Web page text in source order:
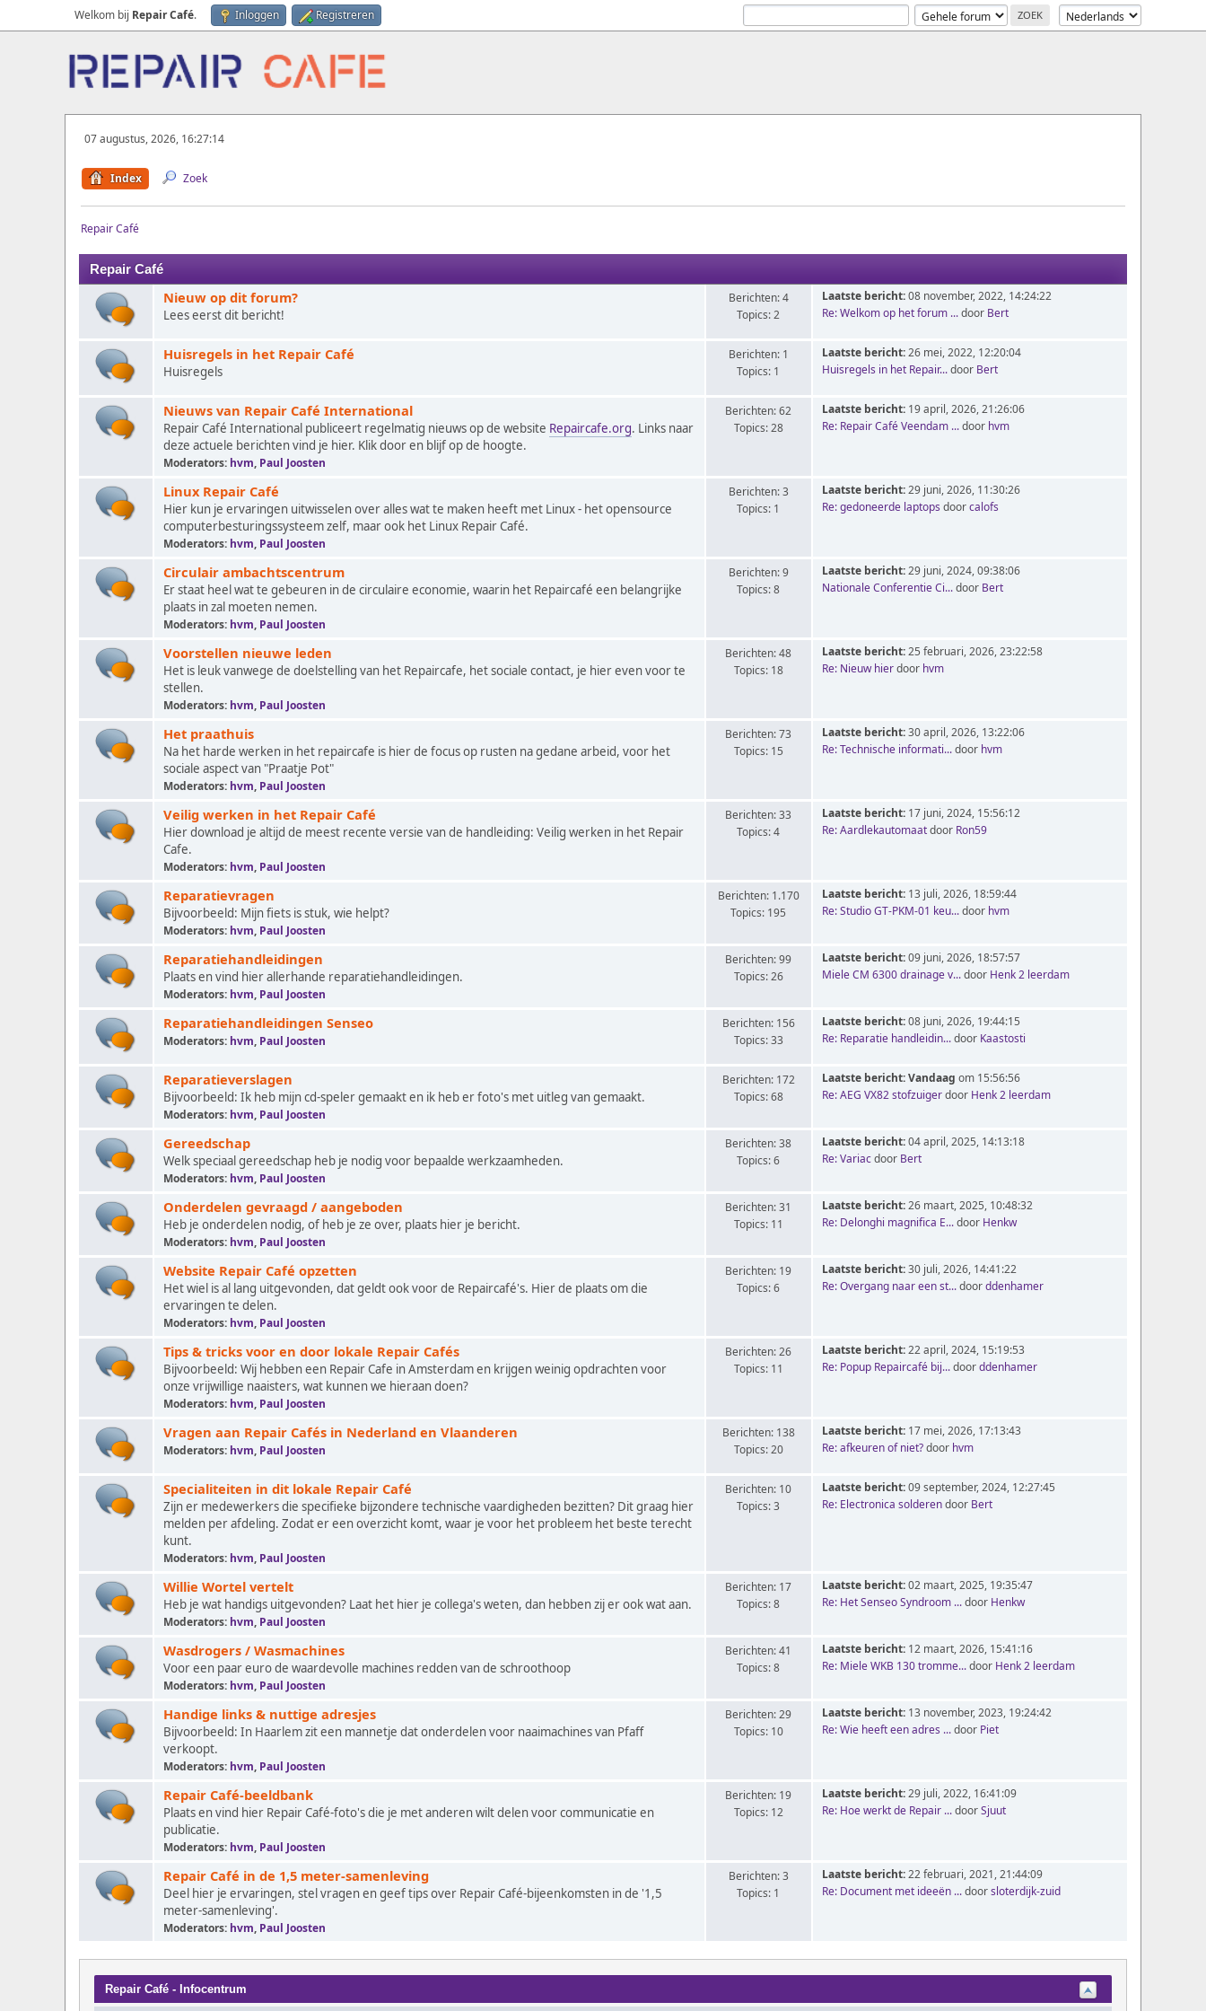
Welkom bij Repair Café. Inloggen Registreren
07 augustus, 2026, 16:27:14
Index Zoek
Repair Café
Repair Café
Nieuw op dit forum?
Lees eerst dit bericht!
Berichten: 4
Topics: 2
Laatste bericht:08 november, 2022, 14:24:22
Re: Welkom op het forum ...door Bert
Huisregels in het Repair Café
Huisregels
Berichten: 1
Topics: 1
Laatste bericht:26 mei, 2022, 12:20:04
Huisregels in het Repair...door Bert
Nieuws van Repair Café International
Repair Café International publiceert regelmatig nieuws op de website Repaircafe.org. Links naar
deze actuele berichten vind je hier. Klik door en blijf op de hoogte.
Moderators: hvm, Paul Joosten
Berichten: 62
Topics: 28
Laatste bericht: 19 april, 2026, 21:26:06
Re: Repair Café Veendam ...door hvm
Linux Repair Café
Hier kun je ervaringen uitwisselen over alles wat te maken heeft met Linux - het opensource
computerbesturingssysteem zelf, maar ook het Linux Repair Café.
Moderators: hvm, Paul Joosten
Berichten: 3
Topics: 1
Laatste bericht:29 juni, 2026, 11:30:26
Re: gedoneerde laptops doorcalofs
Circulair ambachtscentrum
Er staat heel wat te gebeuren in de circulaire economie, waarin het Repaircafé een belangrijke
plaats in zal moeten nemen.
Moderators: hvm, Paul Joosten
Berichten: 9
Topics: 8
Laatste bericht:29 juni, 2024, 09:38:06
Nationale Conferentie Ci...door Bert
Voorstellen nieuwe leden
Het is leuk vanwege de doelstelling van het Repaircafe, het sociale contact, je hier even voor te
stellen.
Moderators: hvm, Paul Joosten
Berichten: 48
Topics: 18
Laatste bericht:25 februari, 2026, 23:22:58
Re: Nieuw hierdoor hvm
Het praathuis
Na het harde werken in het repaircafe is hier de focus op rusten na gedane arbeid, voor het
sociale aspect van "Praatje Pot"
Moderators: hvm, Paul Joosten
Berichten: 73
Topics: 15
Laatste bericht:30 april, 2026, 13:22:06
Re: Technische informati...door hvm
Veilig werken in het Repair Café
Hier download je altijd de meest recente versie van de handleiding: Veilig werken in het Repair
Cafe.
Moderators: hvm, Paul Joosten
Berichten: 33
Topics: 4
Laatste bericht: 17 juni, 2024, 15:56:12
Re: Aardlekautomaatdoor Ron59
Reparatievragen
Bijvoorbeeld: Mijn fiets is stuk, wie helpt?
Moderators: hvm, Paul Joosten
Berichten: 1.170
Topics: 195
Laatste bericht: 13 juli, 2026, 18:59:44
Re: Studio GT-PKM-01 keu...door hvm
Reparatiehandleidingen
Plaats en vind hier allerhande reparatiehandleidingen.
Moderators: hvm, Paul Joosten
Berichten: 99
Topics: 26
Laatste bericht:09 juni, 2026, 18:57:57
Miele CM 6300 drainage v...door Henk 2 leerdam
Reparatiehandleidingen Senseo
Moderators: hvm, Paul Joosten
Berichten: 156
Topics: 33
Laatste bericht:08 juni, 2026, 19:44:15
Re: Reparatie handleidin...door Kaastosti
Reparatieverslagen
Bijvoorbeeld: Ik heb mijn cd-speler gemaakt en ik heb er foto's met uitleg van gemaakt.
Moderators: hvm, Paul Joosten
Berichten: 172
Topics: 68
Laatste bericht:Vandaag om 15:56:56
Re: AEG VX82 stofzuigerdoor Henk 2 leerdam
Gereedschap
Welk speciaal gereedschap heb je nodig voor bepaalde werkzaamheden.
Moderators: hvm, Paul Joosten
Berichten: 38
Topics: 6
Laatste bericht:04 april, 2025, 14:13:18
Re: Variacdoor Bert
Onderdelen gevraagd / aangeboden
Heb je onderdelen nodig, of heb je ze over, plaats hier je bericht.
Moderators: hvm, Paul Joosten
Berichten: 31
Topics: 11
Laatste bericht:26 maart, 2025, 10:48:32
Re: Delonghi magnifica E...door Henkw
Website Repair Café opzetten
Het wiel is al lang uitgevonden, dat geldt ook voor de Repaircafé's. Hier de plaats om die
ervaringen te delen.
Moderators: hvm, Paul Joosten
Berichten: 19
Topics: 6
Laatste bericht:30 juli, 2026, 14:41:22
Re: Overgang naar een st...doorddenhamer
Tips & tricks voor en door lokale Repair Cafés
Bijvoorbeeld: Wij hebben een Repair Cafe in Amsterdam en krijgen weinig opdrachten voor
onze vrijwillige naaisters, wat kunnen we hieraan doen?
Moderators: hvm, Paul Joosten
Berichten: 26
Topics: 11
Laatste bericht:22 april, 2024, 15:19:53
Re: Popup Repaircafé bij...doorddenhamer
Vragen aan Repair Cafés in Nederland en Vlaanderen
Moderators: hvm, Paul Joosten
Berichten: 138
Topics: 20
Laatste bericht: 17 mei, 2026, 17:13:43
Re: afkeuren of niet?door hvm
Specialiteiten in dit lokale Repair Café
Zijn er medewerkers die specifieke bijzondere technische vaardigheden bezitten? Dit graag hier
melden per afdeling. Zodat er een overzicht komt, waar je voor het probleem het beste terecht
kunt.
Moderators: hvm, Paul Joosten
Berichten: 10
Topics: 3
Laatste bericht:09 september, 2024, 12:27:45
Re: Electronica solderendoor Bert
Willie Wortel vertelt
Heb je wat handigs uitgevonden? Laat het hier je collega's weten, dan hebben zij er ook wat aan.
Moderators: hvm, Paul Joosten
Berichten: 17
Topics: 8
Laatste bericht:02 maart, 2025, 19:35:47
Re: Het Senseo Syndroom ...door Henkw
Wasdrogers / Wasmachines
Voor een paar euro de waardevolle machines redden van de schroothoop
Moderators: hvm, Paul Joosten
Berichten: 41
Topics: 8
Laatste bericht: 12 maart, 2026, 15:41:16
Re: Miele WKB 130 tromme...door Henk 2 leerdam
Handige links & nuttige adresjes
Bijvoorbeeld: In Haarlem zit een mannetje dat onderdelen voor naaimachines van Pfaff
verkoopt.
Moderators: hvm, Paul Joosten
Berichten: 29
Topics: 10
Laatste bericht: 13 november, 2023, 19:24:42
Re: Wie heeft een adres ...door Piet
Repair Café-beeldbank
Plaats en vind hier Repair Café-foto's die je met anderen wilt delen voor communicatie en
publicatie.
Moderators: hvm, Paul Joosten
Berichten: 19
Topics: 12
Laatste bericht:29 juli, 2022, 16:41:09
Re: Hoe werkt de Repair ...doorSjuut
Repair Café in de 1,5 meter-samenleving
Deel hier je ervaringen, stel vragen en geef tips over Repair Café-bijeenkomsten in de '1,5
meter-samenleving'.
Moderators: hvm, Paul Joosten
Berichten: 3
Topics: 1
Laatste bericht:22 februari, 2021, 21:44:09
Re: Document met ideeën ...doorsloterdijk-zuid
Repair Café - Infocentrum